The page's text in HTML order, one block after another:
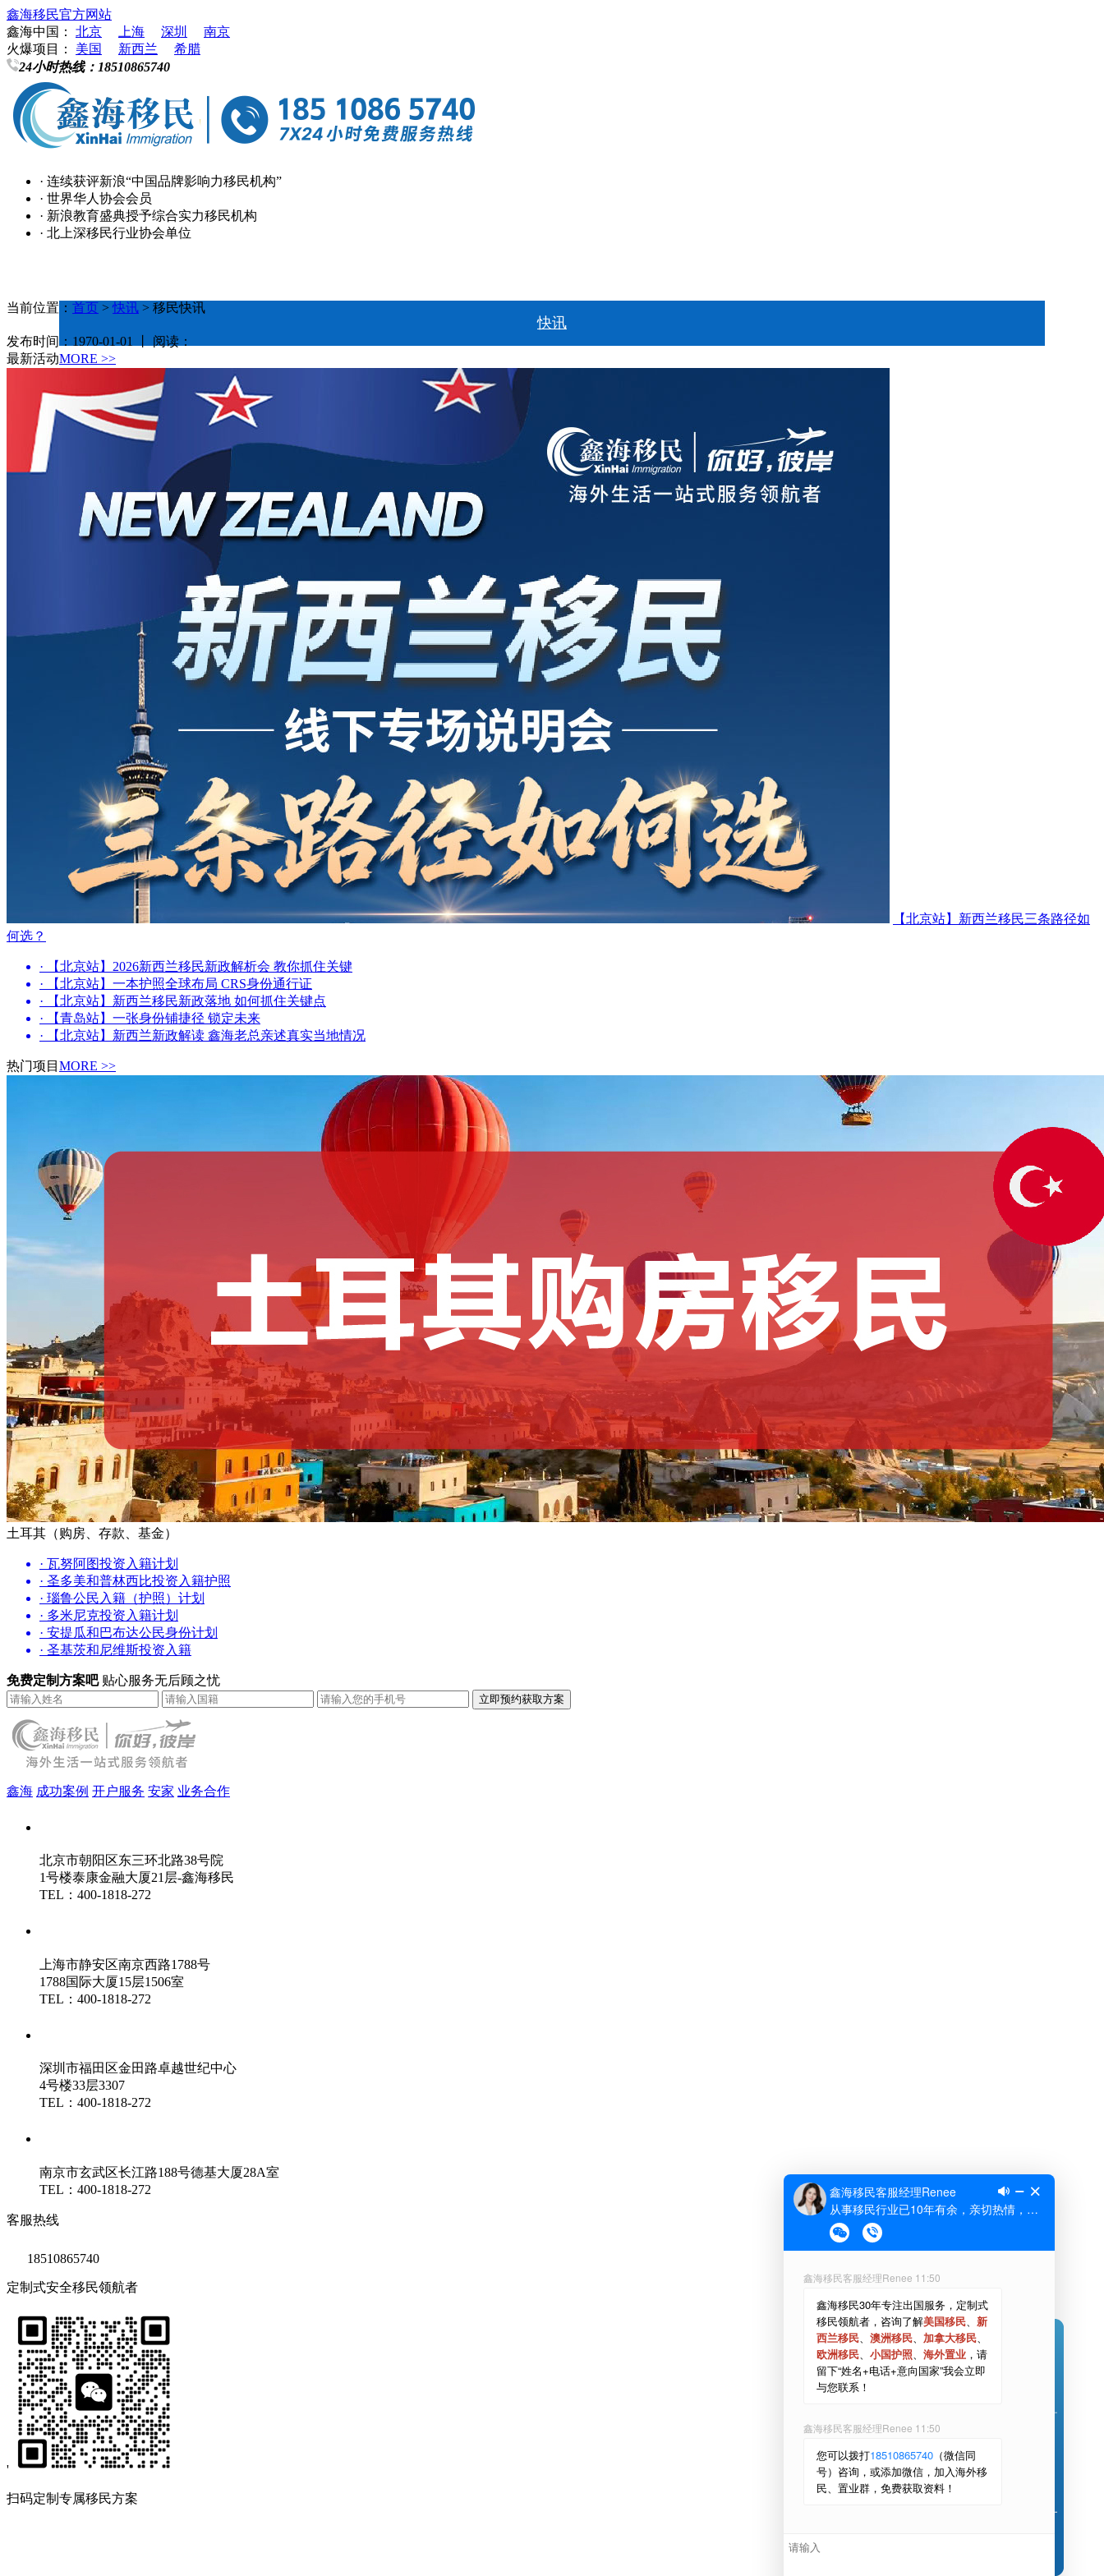
鑫海移民官方网站
鑫海中国：
北京 上海 深圳
南京
火爆项目：
美国 新西兰
希腊
24小时热线： 18510865740
· 连续获评新浪“中国品牌影响力移民机构”
· 世界华人协会会员
· 新浪教育盛典授予综合实力移民机构
· 北上深移民行业协会单位
快讯
项目
新西兰
美国
澳洲
加拿大
亚洲
海房
开户
安家
案例
鑫海
当前位置： 首页 >快讯 > 移民快讯
发布时间：1970-01-01 丨 阅读：
最新活动MORE >>
【北京站】新西兰移民三条路径如
何选？
· 【北京站】2026新西兰移民新政解析会 教你抓住关键
· 【北京站】一本护照全球布局 CRS身份通行证
· 【北京站】新西兰移民新政落地 如何抓住关键点
· 【青岛站】一张身份铺捷径 锁定未来
· 【北京站】新西兰新政解读 鑫海老总亲述真实当地情况
热门项目 MORE >>
土耳其（购房、存款、基金）
· 瓦努阿图投资入籍计划
· 圣多美和普林西比投资入籍护照
· 瑙鲁公民入籍（护照）计划
· 多米尼克投资入籍计划
· 安提瓜和巴布达公民身份计划
· 圣基茨和尼维斯投资入籍
免费定制方案吧 贴心服务无后顾之忧
鑫海 成功案例 开户服务 安家 业务合作
北京市朝阳区东三环北路38号院
1号楼泰康金融大厦21层-鑫海移民
TEL：400-1818-272
上海市静安区南京西路1788号
1788国际大厦15层1506室
TEL：400-1818-272
深圳市福田区金田路卓越世纪中心
4号楼33层3307
TEL：400-1818-272
南京市玄武区长江路188号德基大厦28A室
TEL：400-1818-272
客服热线
18510865740
定制式安全移民领航者
'
扫码定制专属移民方案